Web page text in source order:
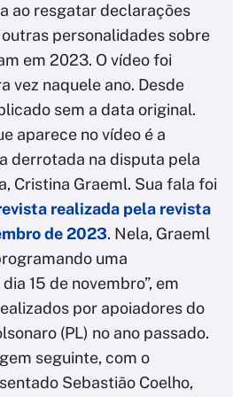
ao resgatar declarações
personalidades sobre
em 2023. O vídeo foi
vez naquele ano. Desde
sem a data original.
aparece no vídeo é a
derrotada na disputa pela
Cristina Graeml. Sua fala foi
realizada pela revista
de 2023. Nela, Graeml
uma
15 de novembro”, em
por apoiadores do
(PL) no ano passado.
seguinte, com o
Sebastião Coelho,